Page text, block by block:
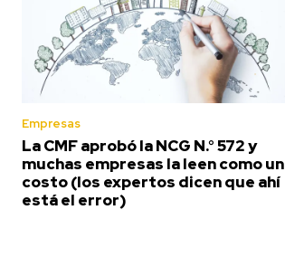
Empresas
La CMF aprobó la NCG N.° 572 y
muchas empresas la leen como un
costo (los expertos dicen que ahí
está el error)